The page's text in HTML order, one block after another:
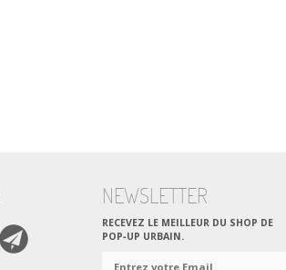
NEWSLETTER
RECEVEZ LE MEILLEUR DU SHOP DE
POP‑UP URBAIN.